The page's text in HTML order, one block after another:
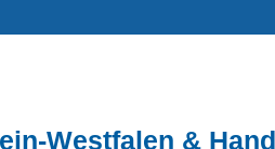
Westfalen &